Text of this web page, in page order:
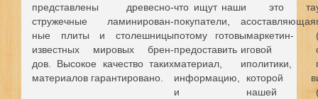
представлены древесно-
стружечные ламинирован-
ные плиты и столешницы
известных мировых брен-
дов. Высокое качество таких
материалов гарантировано.
что ищут наши
покупатели, а
потому готовы
предоставить и
материал, и
информацию,
и
это та
составляющая
маркетин-
говой
политики,
которой в
нашей